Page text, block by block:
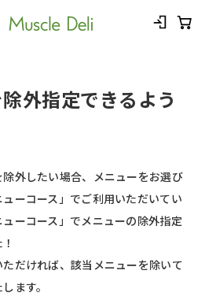
外指定できるよう
外したい場合、メニューをお選び
ーコース」でご利用いただいてい
ーコース」でメニューの除外指定
だければ、該当メニューを除いて
ます。